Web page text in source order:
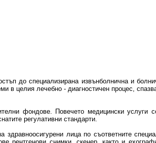
до специализирана извънболнична и
целия лечебно - диагностичен процес,
фондове. Повечето медицински услуги
регулативни стандарти.
лица по съответните